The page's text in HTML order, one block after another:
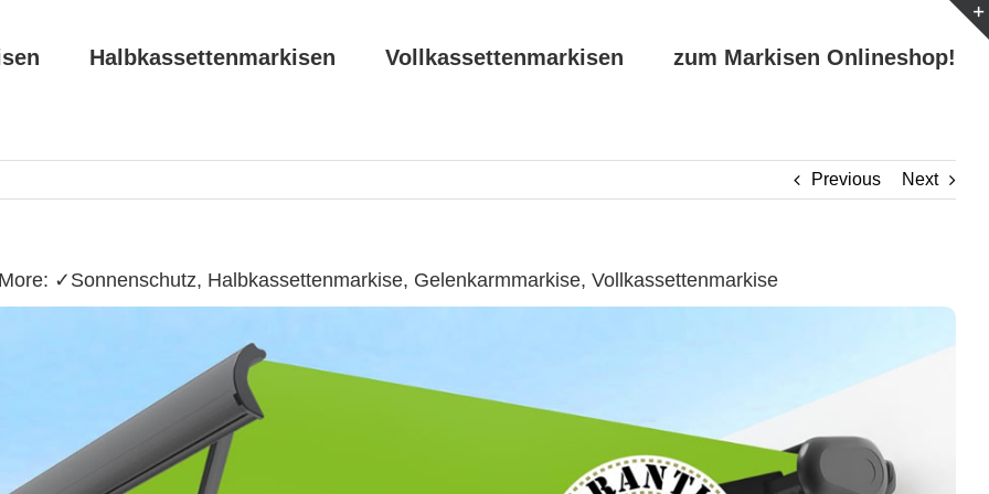
Halbkassettenmarkisen Vollkassettenmarkisen zum Markisen Onlineshop!
Previous Next
✓Sonnenschutz, Halbkassettenmarkise, Gelenkarmmarkise, Vollkassettenmarkise